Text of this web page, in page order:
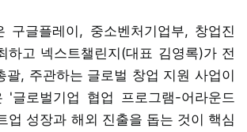
구글플레이, 중소벤처기업부, 창업진
하고 넥스트챌린지(대표 김영록)가 전
괄, 주관하는 글로벌 창업 지원 사업이
'글로벌기업 협업 프로그램-어라운드
업 성장과 해외 진출을 돕는 것이 핵심